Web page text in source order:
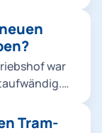
zeigen.
war
In
Tram-